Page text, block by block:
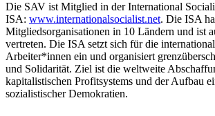
Die SAV ist Mitglied in der International
ISA: www.internationalsocialist.net. Die ISA
Mitgliedsorganisationen in 10 Ländern und ist
vertreten. Die ISA setzt sich für die
Arbeiter*innen ein und organisiert
und Solidarität. Ziel ist die weltweite
kapitalistischen Profitsystems und der Aufbau
sozialistischer Demokratien.